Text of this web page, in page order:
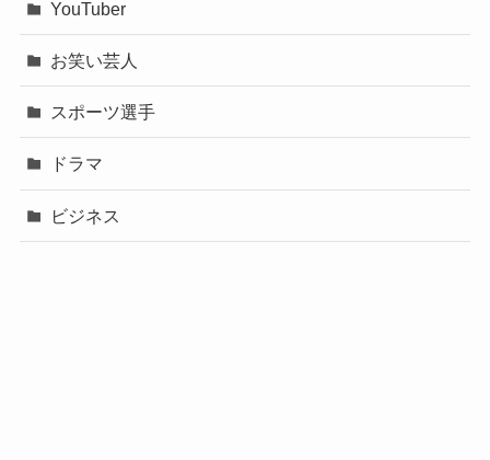
YouTuber
お笑い芸人
スポーツ選手
ドラマ
ビジネス